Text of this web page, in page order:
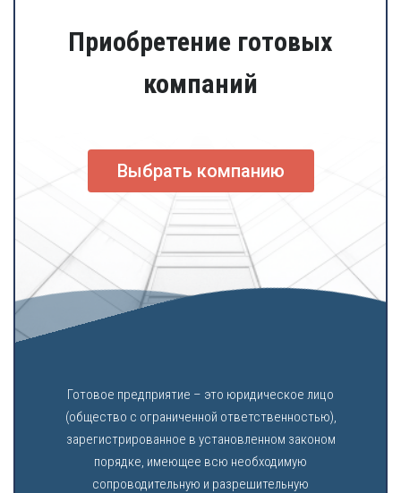
Приобретение готовых
компаний
Выбрать компанию
Готовое предприятие – это юридическое лицо
(общество с ограниченной ответственностью),
зарегистрированное в установленном законом
порядке, имеющее всю необходимую
сопроводительную и разрешительную